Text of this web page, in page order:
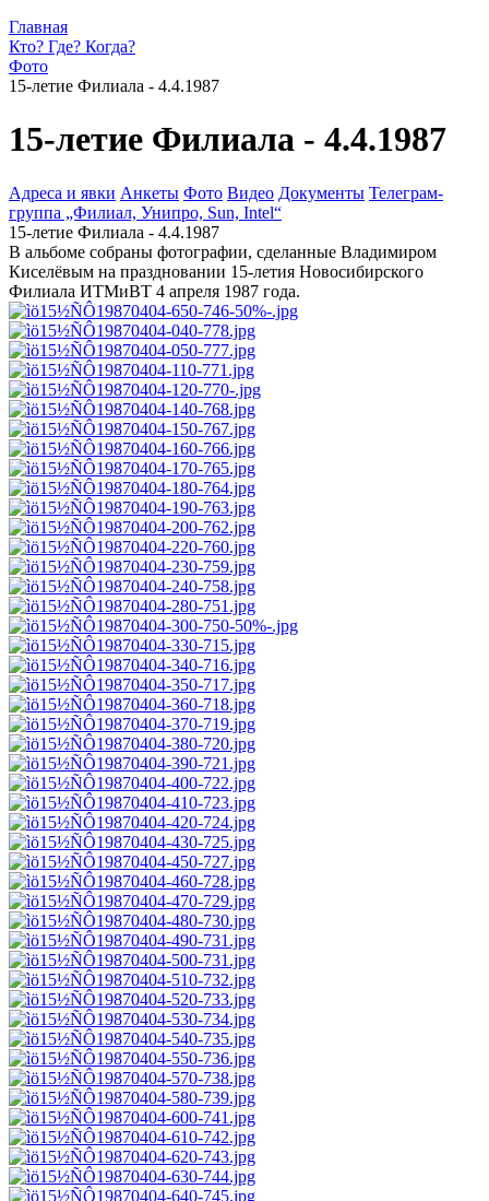
Главная
Кто? Где? Когда?
Фото
15-летие Филиала - 4.4.1987
15-летие Филиала - 4.4.1987
Адреса и явки Анкеты Фото Видео Документы Телеграм-
группа „Филиал, Унипро, Sun, Intel“
15-летие Филиала - 4.4.1987
В альбоме собраны фотографии, сделанные Владимиром
Киселёвым на праздновании 15-летия Новосибирского
Филиала ИТМиВТ 4 апреля 1987 года.